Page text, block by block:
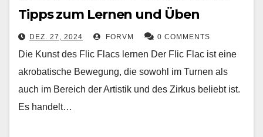
Tipps zum Lernen und Üben
DEZ. 27, 2024 FORVM 0 COMMENTS
Die Kunst des Flic Flacs lernen Der Flic Flac ist eine
akrobatische Bewegung, die sowohl im Turnen als
auch im Bereich der Artistik und des Zirkus beliebt ist.
Es handelt…